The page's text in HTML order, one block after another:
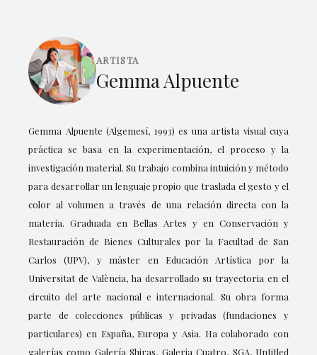
ARTISTA
Gemma Alpuente
Gemma Alpuente (Algemesí, 1993) es una artista visual cuya
práctica se basa en la experimentación, el proceso y la
investigación material. Su trabajo combina intuición y método
para desarrollar un lenguaje propio que traslada el gesto y el
color al volumen a través de una relación directa con la
materia. Graduada en Bellas Artes y en Conservación y
Restauración de Bienes Culturales por la Facultad de San
Carlos (UPV), y máster en Educación Artística por la
Universitat de València, ha desarrollado su trayectoria en el
circuito del arte nacional e internacional. Su obra forma
parte de colecciones públicas y privadas (fundaciones y
particulares) en España, Europa y Asia. Ha colaborado con
galerías como Galería Shiras, Galeria Cuatro, SGA, Untitled